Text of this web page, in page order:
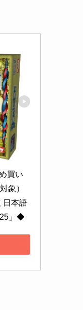
買い
象）
日本語
25」◆